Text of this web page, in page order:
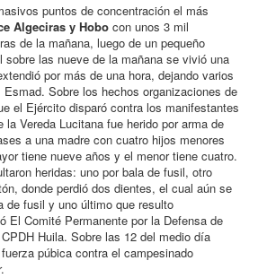
puntos de concentración el más
Algeciras y Hobo con unos 3 mil
de la mañana, luego de un pequeño
sobre las nueve de la mañana se vivió una
por más de una hora, dejando varios
Esmad. Sobre los hechos organizaciones de
el Ejército disparó contra los manifestantes
Vereda Lucitana fue herido por arma de
a una madre con cuatro hijos menores
tiene nueve años y el menor tiene cuatro.
heridas: uno por bala de fusil, otro
donde perdió dos dientes, el cual aún se
de fusil y uno último que resulto
El Comité Permanente por la Defensa de
Huila. Sobre las 12 del medio día
púbica contra el campesinado